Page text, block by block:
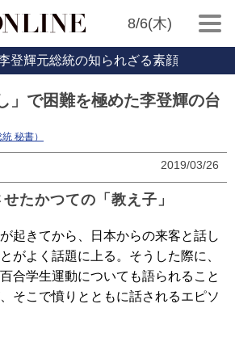
8/6(木)
登輝元総統の知られざる素顔
」で困難を極めた李登輝の台
秘書）
2019/03/26
たかつての「教え子」
起きてから、日本からの来客と話し
がよく話題に上る。そうした際に、
合学生運動についても語られること
そこで憤りとともに話されるエピソ